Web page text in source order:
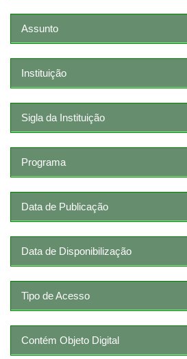
Assunto
Instituição
Sigla da Instituição
Programa
Data de Publicação
Data de Disponibilização
Tipo de Acesso
Contém Objeto Digital